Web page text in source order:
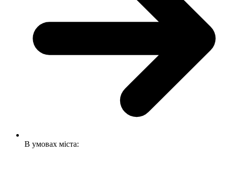
В умовах міста: